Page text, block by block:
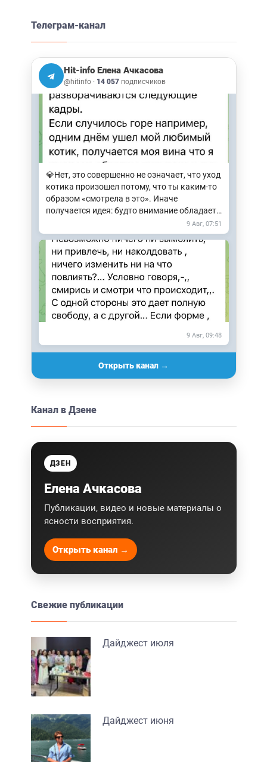
Телеграм-канал
Hit-info Елена Ачкасова
@hitinfo · 14 057подписчиков
💎Нет, это совершенно не означает, что уход
котика произошел потому, что ты каким-то
образом «смотрела в это». Иначе
получается идея: будто внимание обладает
9 Авг, 07:51
9 Авг, 09:48
Открыть канал →
Канал в Дзене
ДЗЕН
Елена Ачкасова
Публикации, видео и новые материалы о
ясности восприятия.
Открыть канал →
Свежие публикации
Дайджест июля
Дайджест июня